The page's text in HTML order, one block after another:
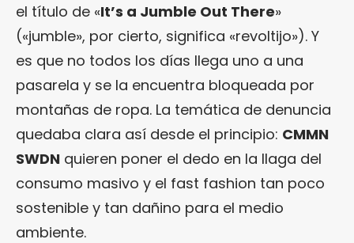
el título de «It’s a Jumble Out There»
(«jumble», por cierto, significa «revoltijo»). Y
es que no todos los días llega uno a una
pasarela y se la encuentra bloqueada por
montañas de ropa. La temática de denuncia
quedaba clara así desde el principio: CMMN
SWDN quieren poner el dedo en la llaga del
consumo masivo y el fast fashion tan poco
sostenible y tan dañino para el medio
ambiente.